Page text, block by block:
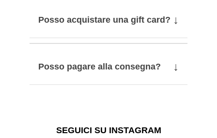
Posso acquistare una gift card? ↓
Posso pagare alla consegna? ↓
SEGUICI SU INSTAGRAM